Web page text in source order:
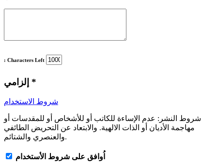
: Characters Left
*
شروط الاستخدام
شروط النشر: عدم الإساءة للكاتب أو للأشخاص أو للمقدسات أو
مهاجمة الأديان أو الذات الالهية. والابتعاد عن التحريض الطائفي
والعنصري والشتائم.
اُوافق على شروط الأستخدام